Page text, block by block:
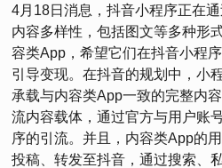
4月18日消息，抖音小程序正在
内容多样性，包括图文等多种形
容类App，希望它们在抖音小程
引导变现。在抖音的规划中，小
承载与内容类App一致的完整内
流内容载体，通过官方与用户账
序的引流。并且，内容类App的
投稿、转发至抖音，通过搜索、